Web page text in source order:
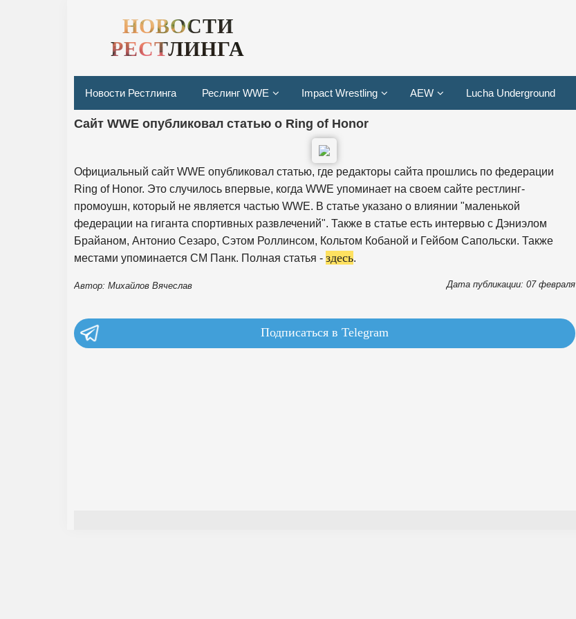
НОВОСТИ
РЕСТЛИНГА
Новости Рестлинга Реслинг WWE Impact Wrestling AEW Lucha Underground
Сайт WWE опубликовал статью о Ring of Honor
Официальный сайт WWE опубликовал статью, где редакторы сайта прошлись по федерации
Ring of Honor. Это случилось впервые, когда WWE упоминает на своем сайте рестлинг-
промоушн, который не является частью WWE. В статье указано о влиянии "маленькой
федерации на гиганта спортивных развлечений". Также в статье есть интервью с Дэниэлом
Брайаном, Антонио Сезаро, Сэтом Роллинсом, Кольтом Кобаной и Гейбом Сапольски. Также
местами упоминается СМ Панк. Полная статья - здесь.
Автор: Михайлов Вячеслав Дата публикации: 07 февраля
Подписаться в Telegram